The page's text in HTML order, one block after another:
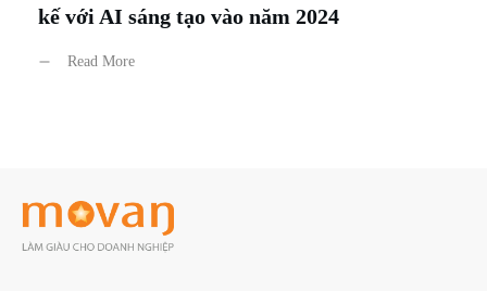
kế với AI sáng tạo vào năm 2024
Read More